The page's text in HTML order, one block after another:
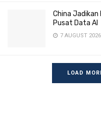
China Jadikan
Pusat Data AI
7 AUGUST 2026
LOAD